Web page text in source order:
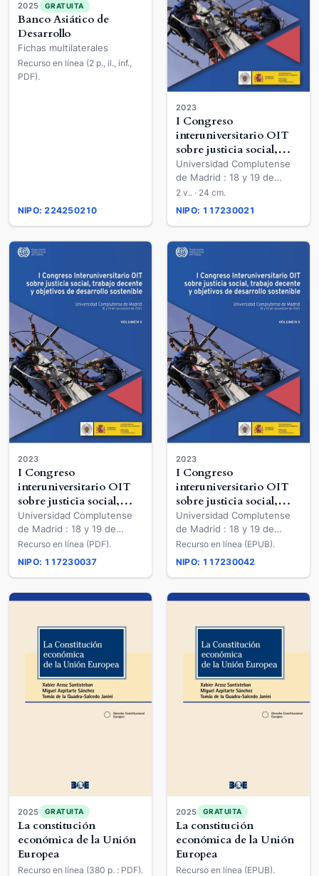
2025 GRATUITA
Banco Asiático de
Desarrollo
Fichas multilaterales
Recurso en línea (2 p., il., inf.,
PDF).
NIPO: 224250210
2023
I Congreso
interuniversitario OIT
sobre justicia social,
trabajo decente y
objetivos de desarrollo
sostenible
Universidad Complutense
de Madrid : 18 y 19 de
noviembre de 2021
2 v.. · 24 cm.
NIPO: 117230021
2023
I Congreso
interuniversitario OIT
sobre justicia social,
trabajo decente y
objetivos de desarrollo
sostenible
Universidad Complutense
de Madrid : 18 y 19 de
noviembre de 2021
Recurso en línea (PDF).
NIPO: 117230037
2023
I Congreso
interuniversitario OIT
sobre justicia social,
trabajo decente y
objetivos de desarrollo
sostenible
Universidad Complutense
de Madrid : 18 y 19 de
noviembre de 2021
Recurso en línea (EPUB).
NIPO: 117230042
2025 GRATUITA
La constitución
económica de la Unión
Europea
Recurso en línea (380 p. : PDF).
2025 GRATUITA
La constitución
económica de la Unión
Europea
Recurso en línea (EPUB).